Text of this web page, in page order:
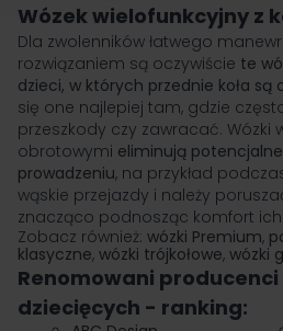
Wózek wielofunkcyjny z
Dla zwolenników łatwego
rozwiązaniem są oczywiście te
dzieci, w których przednie koła są
się one najlepiej tam, gdzie
przeszkody czy zawracać. Wózki
obrotowymi eliminują
prowadzeniu, na przykład
wąskie przejazdy i należy
znacząco podnosząc komfort
Zobacz również: wózki Premium,
klasyczne, wózki trójkołowe, wózki
Renomowani
dziecięcych - ranking: